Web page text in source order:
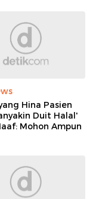
Hina Pasien
Duit Halal'
Mohon Ampun